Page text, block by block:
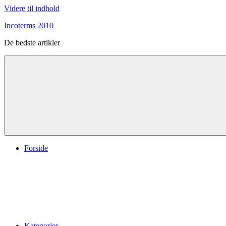
Videre til indhold
Incoterms 2010
De bedste artikler
Forside